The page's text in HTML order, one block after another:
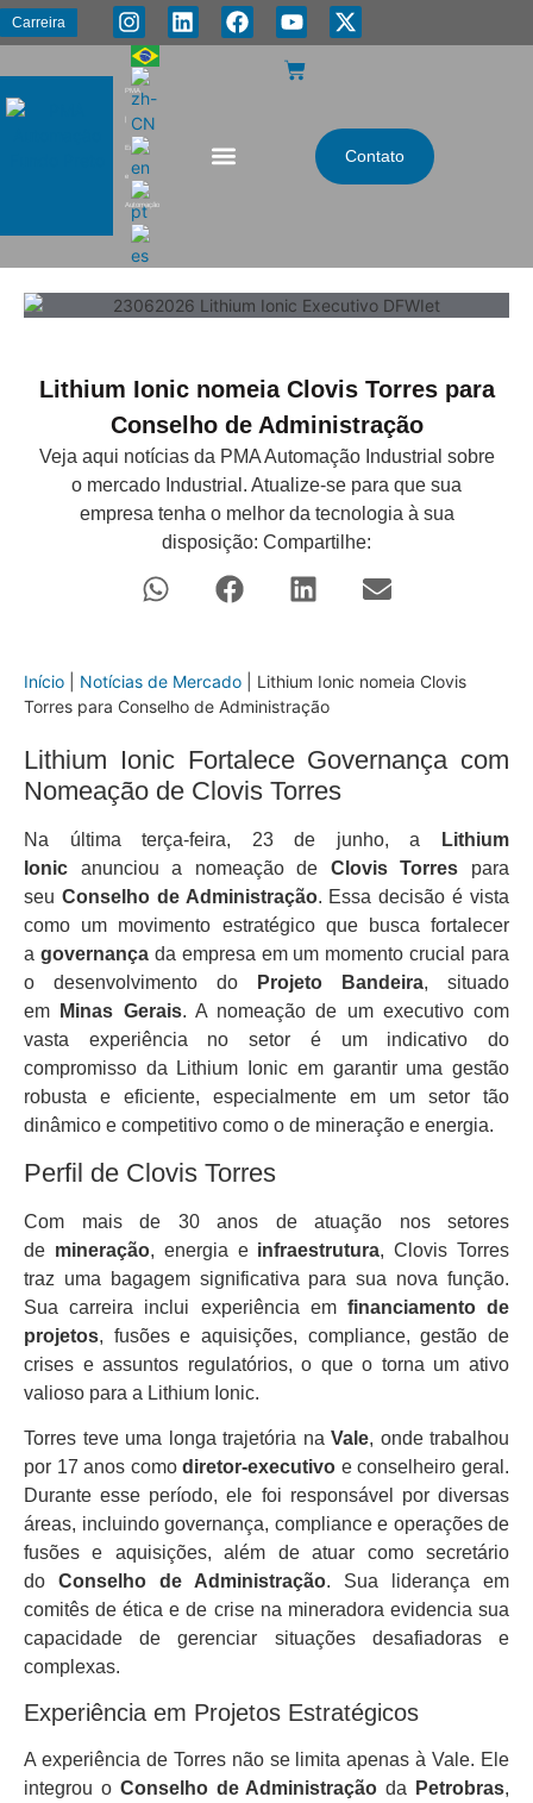
Carreira
PMA
Energia
e
Automação
Contato
Lithium Ionic nomeia Clovis Torres para
Conselho de Administração
Veja aqui notícias da PMA Automação Industrial sobre
o mercado Industrial. Atualize-se para que sua
empresa tenha o melhor da tecnologia à sua
disposição: Compartilhe:
Início Notícias de Mercado
Lithium Ionic nomeia Clovis
Torres para Conselho de Administração
Lithium Ionic Fortalece Governança com
Nomeação de Clovis Torres
Na última terça-feira, 23 de junho, a
Lithium
Ionic anunciou a nomeação de Clovis Torres para
seu Conselho de Administração. Essa decisão é vista
como um movimento estratégico que busca fortalecer
a governançada empresa em um momento crucial para
o desenvolvimento do
Projeto Bandeira, situado
em
Minas Gerais. A nomeação de um executivo com
vasta experiência no setor é um indicativo do
compromisso da Lithium Ionic em garantir uma gestão
robusta e eficiente, especialmente em um setor tão
dinâmico e competitivo como o de mineração e energia.
Perfil de Clovis Torres
Com mais de 30 anos de atuação nos setores
de mineração, energia e infraestrutura, Clovis Torres
traz uma bagagem significativa para sua nova função.
Sua carreira inclui experiência em financiamento de
projetos, fusões e aquisições, compliance, gestão de
crises e assuntos regulatórios, o que o torna um ativo
valioso para a Lithium Ionic.
Torres teve uma longa trajetória na Vale, onde trabalhou
por 17 anos comodiretor-executivo e conselheiro geral.
Durante esse período, ele foi responsável por diversas
áreas, incluindo governança, compliance e operações de
fusões e aquisições, além de atuar como secretário
do Conselho de Administração. Sua liderança em
comitês de ética e de crise na mineradora evidencia sua
capacidade de gerenciar situações desafiadoras e
complexas.
Experiência em Projetos Estratégicos
A experiência de Torres não se limita apenas à Vale. Ele
integrou o Conselho de Administração da Petrobras,